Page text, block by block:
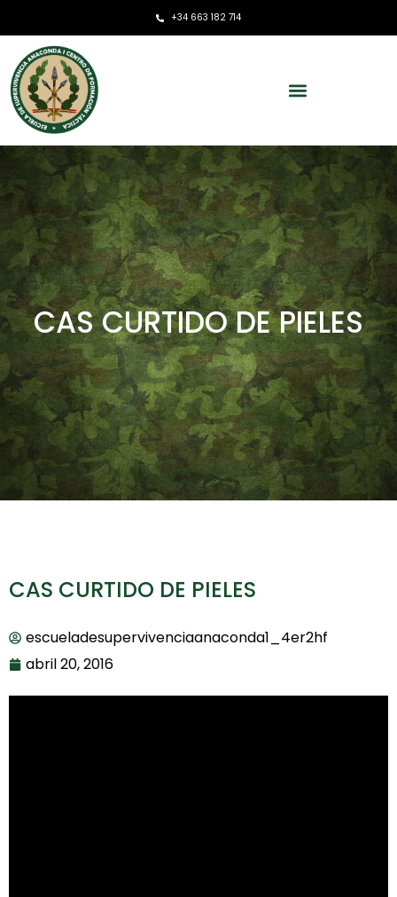
+34 663 182 714
CAS CURTIDO DE PIELES
CAS CURTIDO DE PIELES
escueladesupervivenciaanaconda1_4er2hf
abril 20, 2016